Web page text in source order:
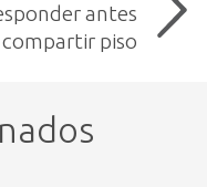
antes
piso